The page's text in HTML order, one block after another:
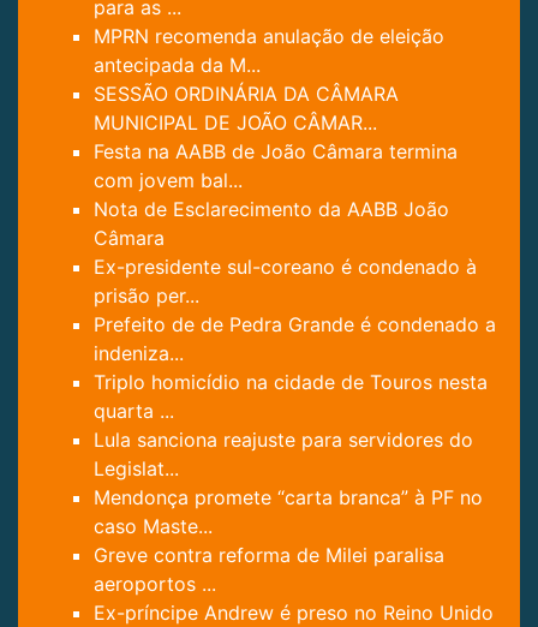
para as ...
MPRN recomenda anulação de eleição
antecipada da M...
SESSÃO ORDINÁRIA DA CÂMARA
MUNICIPAL DE JOÃO CÂMAR...
Festa na AABB de João Câmara termina
com jovem bal...
Nota de Esclarecimento da AABB João
Câmara
Ex-presidente sul-coreano é condenado à
prisão per...
Prefeito de de Pedra Grande é condenado a
indeniza...
Triplo homicídio na cidade de Touros nesta
quarta ...
Lula sanciona reajuste para servidores do
Legislat...
Mendonça promete “carta branca” à PF no
caso Maste...
Greve contra reforma de Milei paralisa
aeroportos ...
Ex-príncipe Andrew é preso no Reino Unido